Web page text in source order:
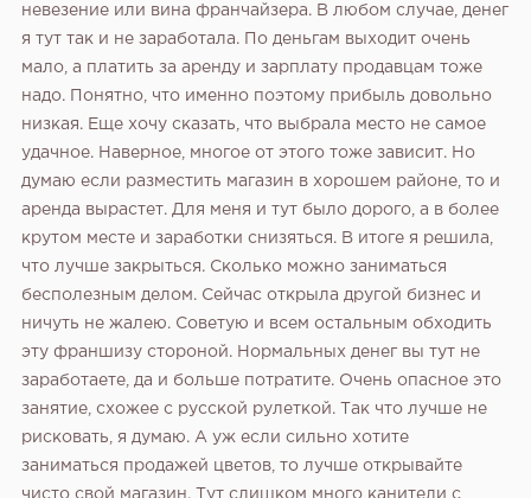
невезение или вина франчайзера. В любом случае, денег
я тут так и не заработала. По деньгам выходит очень
мало, а платить за аренду и зарплату продавцам тоже
надо. Понятно, что именно поэтому прибыль довольно
низкая. Еще хочу сказать, что выбрала место не самое
удачное. Наверное, многое от этого тоже зависит. Но
думаю если разместить магазин в хорошем районе, то и
аренда вырастет. Для меня и тут было дорого, а в более
крутом месте и заработки снизяться. В итоге я решила,
что лучше закрыться. Сколько можно заниматься
бесполезным делом. Сейчас открыла другой бизнес и
ничуть не жалею. Советую и всем остальным обходить
эту франшизу стороной. Нормальных денег вы тут не
заработаете, да и больше потратите. Очень опасное это
занятие, схожее с русской рулеткой. Так что лучше не
рисковать, я думаю. А уж если сильно хотите
заниматься продажей цветов, то лучше открывайте
чисто свой магазин. Тут слишком много канители с